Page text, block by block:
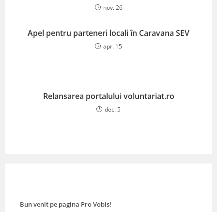
nov. 26
Apel pentru parteneri locali în Caravana SEV
apr. 15
Relansarea portalului voluntariat.ro
dec. 5
Bun venit pe pagina Pro Vobis!